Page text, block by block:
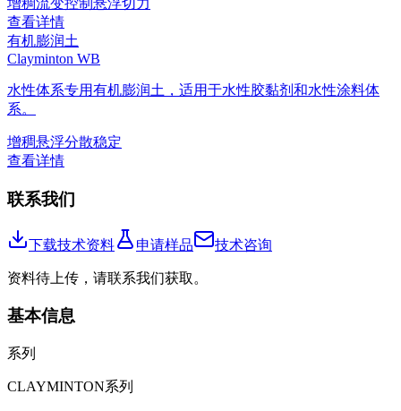
增稠流变控制 悬浮切力
查看详情
有机膨润土
Clayminton WB
水性体系专用有机膨润土，适用于水性胶黏剂和水性涂料体
系。
增稠悬浮分散稳定
查看详情
联系我们
下载技术资料 申请样品 技术咨询
资料待上传，请联系我们获取。
基本信息
系列
CLAYMINTON系列